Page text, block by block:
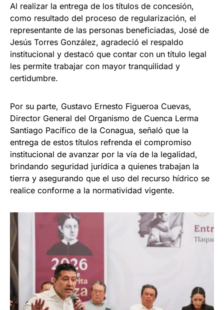
Al realizar la entrega de los títulos de concesión,
como resultado del proceso de regularización, el
representante de las personas beneficiadas, José de
Jesús Torres González, agradeció el respaldo
institucional y destacó que contar con un título legal
les permite trabajar con mayor tranquilidad y
certidumbre.
Por su parte, Gustavo Ernesto Figueroa Cuevas,
Director General del Organismo de Cuenca Lerma
Santiago Pacífico de la Conagua, señaló que la
entrega de estos títulos refrenda el compromiso
institucional de avanzar por la vía de la legalidad,
brindando seguridad jurídica a quienes trabajan la
tierra y asegurando que el uso del recurso hídrico se
realice conforme a la normatividad vigente.